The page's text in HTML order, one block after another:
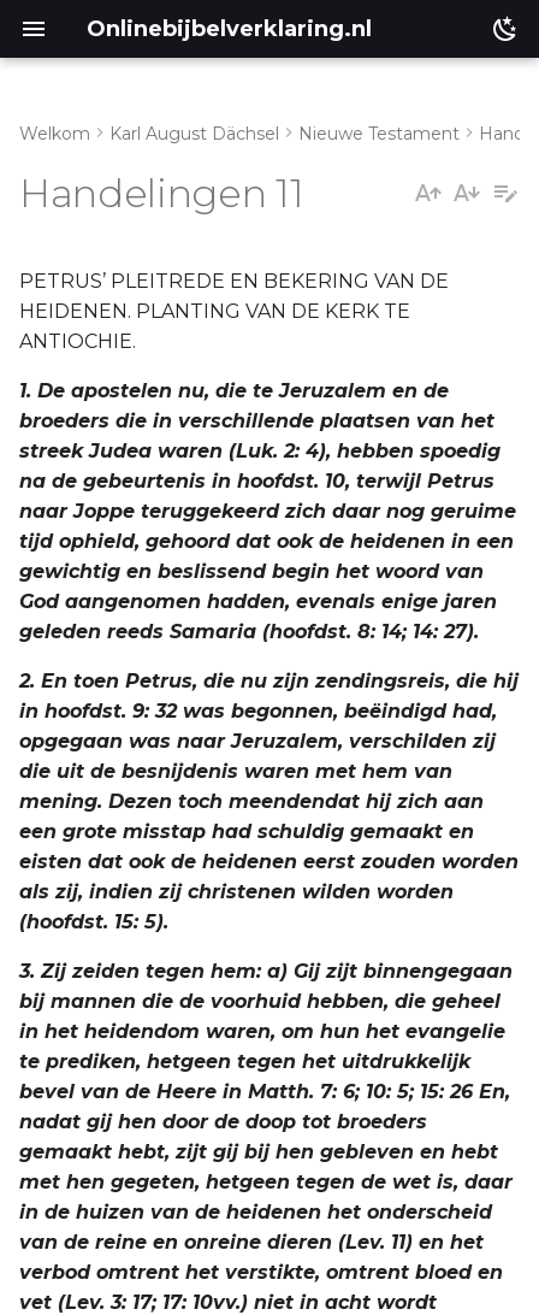
Onlinebijbelverklaring.nl
Éxodus
Leviticus
Numeri
Ruth
Prediker
Joël
Jona
Hábakuk
Welkom Karl August Dächsel Nieuwe Testament
Handelingen 11
PETRUS’ PLEITREDE EN BEKERING VAN DE
HEIDENEN. PLANTING VAN DE KERK TE
ANTIOCHIE.
1. De apostelen nu, die te Jeruzalem en de
broeders die in verschillende plaatsen van het
streek Judea waren (Luk. 2: 4), hebben spoedig
na de gebeurtenis in hoofdst. 10, terwijl Petrus
naar Joppe teruggekeerd zich daar nog geruime
tijd ophield, gehoord dat ook de heidenen in een
gewichtig en beslissend begin het woord van
God aangenomen hadden, evenals enige jaren
geleden reeds Samaria (hoofdst. 8: 14; 14: 27).
2. En toen Petrus, die nu zijn zendingsreis, die hij
in hoofdst. 9: 32 was begonnen, beëindigd had,
opgegaan was naar Jeruzalem, verschilden zij
die uit de besnijdenis waren met hem van
mening. Dezen toch meendendat hij zich aan
een grote misstap had schuldig gemaakt en
eisten dat ook de heidenen eerst zouden worden
als zij, indien zij christenen wilden worden
(hoofdst. 15: 5).
3. Zij zeiden tegen hem: a) Gij zijt binnengegaan
bij mannen die de voorhuid hebben, die geheel
in het heidendom waren, om hun het evangelie
te prediken, hetgeen tegen het uitdrukkelijk
bevel van de Heere in Matth. 7: 6; 10: 5; 15: 26 En,
nadat gij hen door de doop tot broeders
gemaakt hebt, zijt gij bij hen gebleven en hebt
met hen gegeten, hetgeen tegen de wet is, daar
in de huizen van de heidenen het onderscheid
van de reine en onreine dieren (Lev. 11) en het
verbod omtrent het verstikte, omtrent bloed en
vet (Lev. 3: 17; 17: 10vv.) niet in acht wordt